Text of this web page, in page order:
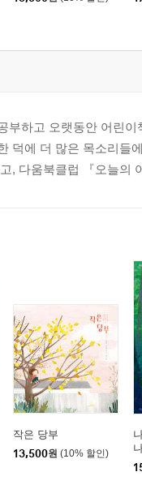
부하고 오랫동안 어린
덕에 더 많은 목소리들
, 다움북클럽 『오늘의
작은 당부
13,500원 (10% 할인)